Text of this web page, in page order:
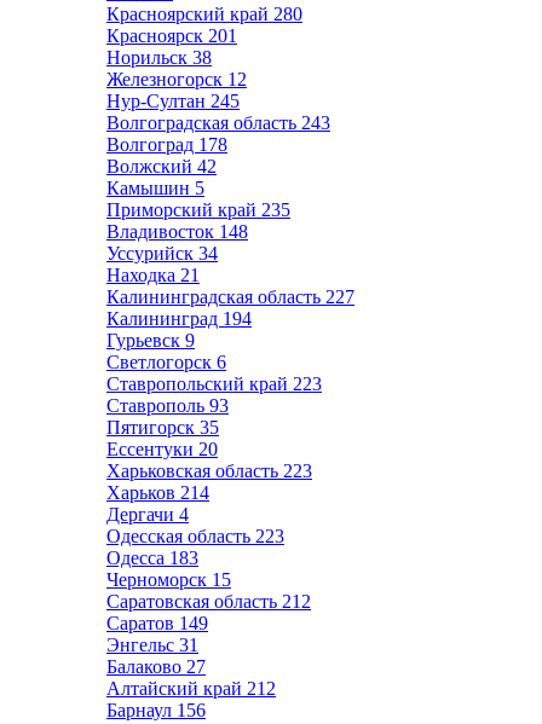
Красноярский край 280
Красноярск 201
Норильск 38
Железногорск 12
Нур-Султан 245
Волгоградская область 243
Волгоград 178
Волжский 42
Камышин 5
Приморский край 235
Владивосток 148
Уссурийск 34
Находка 21
Калининградская область 227
Калининград 194
Гурьевск 9
Светлогорск 6
Ставропольский край 223
Ставрополь 93
Пятигорск 35
Ессентуки 20
Харьковская область 223
Харьков 214
Дергачи 4
Одесская область 223
Одесса 183
Черноморск 15
Саратовская область 212
Саратов 149
Энгельс 31
Балаково 27
Алтайский край 212
Барнаул 156